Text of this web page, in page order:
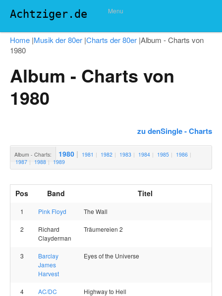
Achtziger.de Menu
Home |Musik der 80er |Charts der 80er |Album - Charts von
1980
Album - Charts von
1980
zu denSingle - Charts
Album - Charts: 1980 1981 1982 1983 1984 1985
1986
1987
1988 1989
Pos Band Titel
1 Pink Floyd The Wall
2
Richard
Clayderman
Träumereien 2
3
Barclay
James
Harvest
Eyes of the Universe
4 AC/DC Highway to Hell